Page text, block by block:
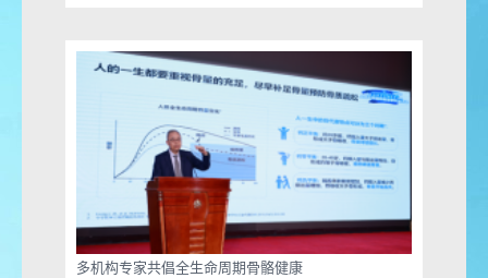
多机构专家共倡全生命周期骨骼健康